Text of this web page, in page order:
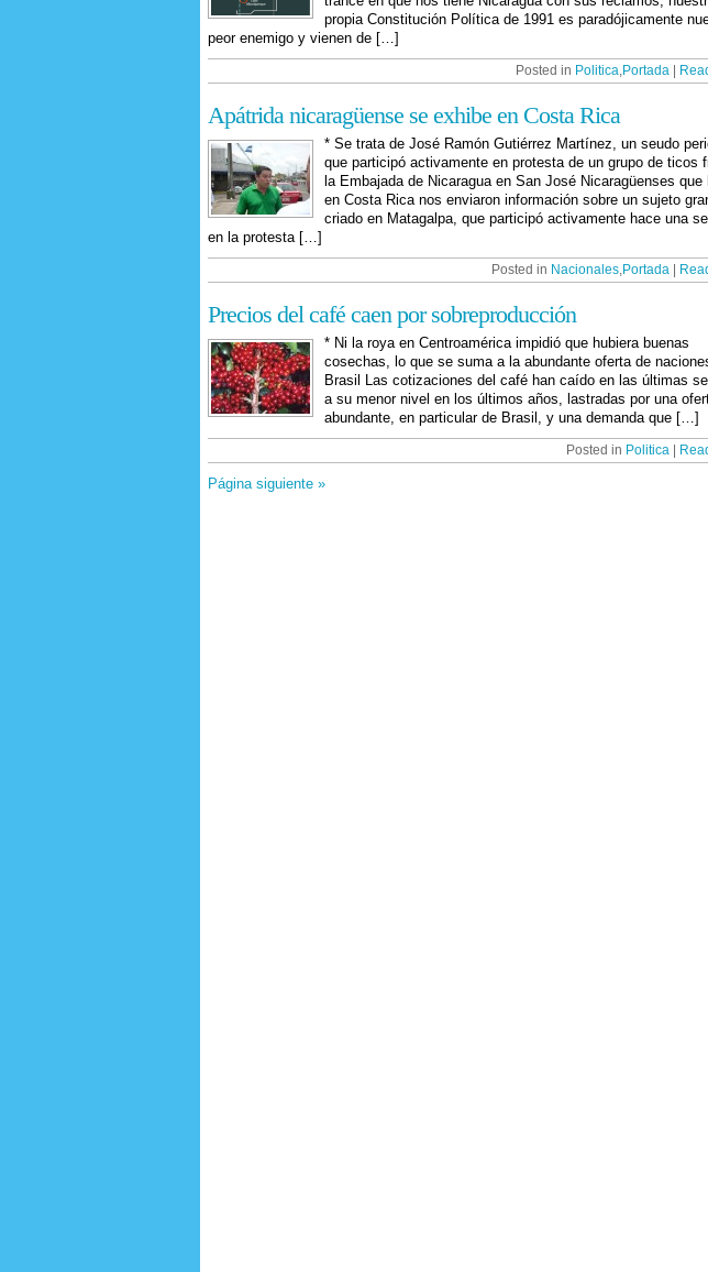
propia Constitución Política de 1991 es paradójicamente
peor enemigo y vienen de […]
Posted in Politica,Portada
Apátrida nicaragüense se exhibe en Costa Rica
* Se trata de José Ramón Gutiérrez Martínez, un seudo
que participó activamente en protesta de un grupo de ticos
la Embajada de Nicaragua en San José Nicaragüenses que
en Costa Rica nos enviaron información sobre un sujeto
criado en Matagalpa, que participó activamente hace una
en la protesta […]
Posted in Nacionales,Portada
Precios del café caen por sobreproducción
* Ni la roya en Centroamérica impidió que hubiera buenas
cosechas, lo que se suma a la abundante oferta de
Brasil Las cotizaciones del café han caído en las últimas
a su menor nivel en los últimos años, lastradas por una
abundante, en particular de Brasil, y una demanda que […]
Posted in Politica
Página siguiente »